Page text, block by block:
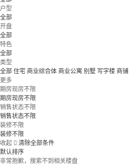
户型
全部
开盘
全部
特色
全部
类型
全部 住宅 商业综合体 商业公寓 别墅 写字楼 商铺
更多
期房现房不限
期房现房不限
销售状态不限
销售状态不限
装修不限
装修不限
收起  清除全部条件
默认排序
非常抱歉，搜索不到相关楼盘